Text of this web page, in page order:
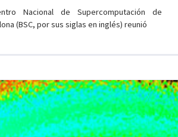
Nacional de Supercomputación de
(BSC, por sus siglas en inglés) reunió